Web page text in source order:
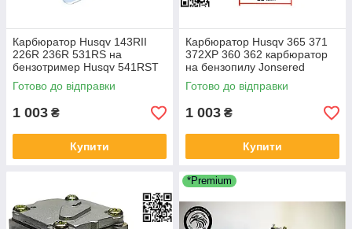
Карбюратор Husqv 143RII
226R 236R 531RS на
бензотример Husqv 541RST
5053053-01 5871067-01
5053053-01
Готово до відправки
1 003 ₴
Купити
Карбюратор Husqv 365 371
372XP 360 362 карбюратор
на бензопилу Jonsered
CS2065 HU 365 372 HD-12
HD-6 5032818-01 503 28 32-
Готово до відправки
1 003 ₴
Купити
*Premium